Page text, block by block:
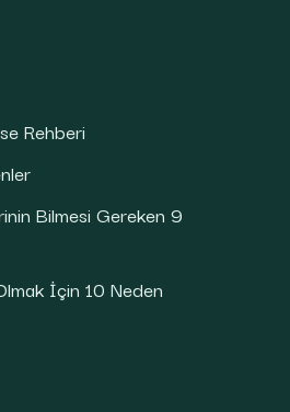
Rehberi
Bilmesi Gereken 9
İçin 10 Neden